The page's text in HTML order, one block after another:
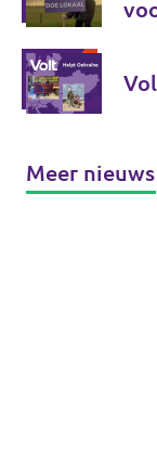
Meer nieuws